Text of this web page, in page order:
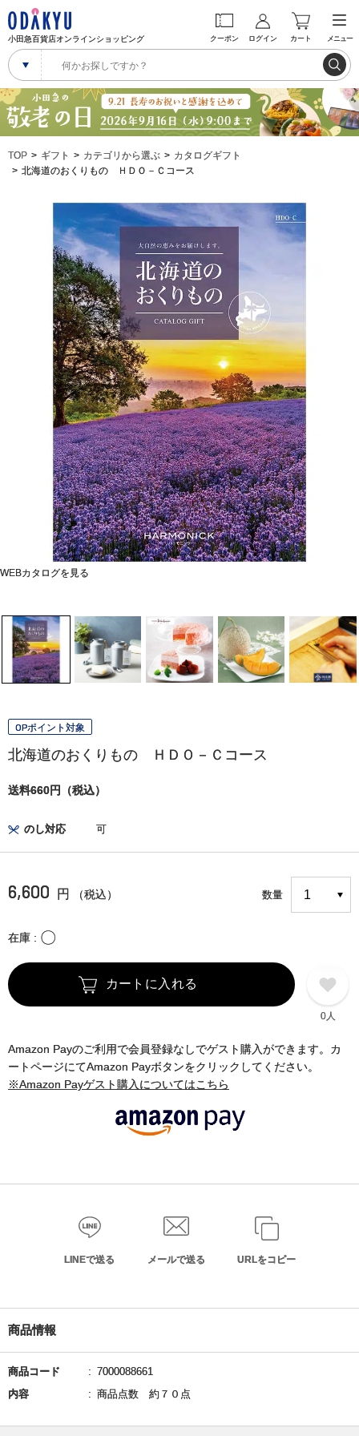
小田急百貨店オンラインショッピング クーポン ログイン カート メニュー
TOP ギフト カテゴリから選ぶ
カタログギフト
北海道のおくりもの ＨＤＯ－Ｃコース
WEBカタログを見る
OPポイント対象
北海道のおくりもの ＨＤＯ－Ｃコース
送料660円（税込）
のし対応 可
6,600 円 （税込） 数量
在庫 〇
カートに入れる
0人
Amazon Payのご利用で会員登録なしでゲスト購入ができます。カ
ートページにてAmazon Payボタンをクリックしてください。
※Amazon Payゲスト購入についてはこちら
LINEで送る メールで送る URLをコピー
商品情報
商品コード
7000088661
内容
商品点数 約７０点